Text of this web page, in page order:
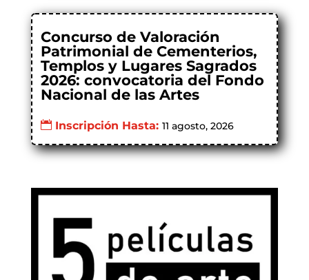
Concurso de Valoración
Patrimonial de Cementerios,
Templos y Lugares Sagrados
2026: convocatoria del Fondo
Nacional de las Artes
Inscripción Hasta: 11 agosto, 2026